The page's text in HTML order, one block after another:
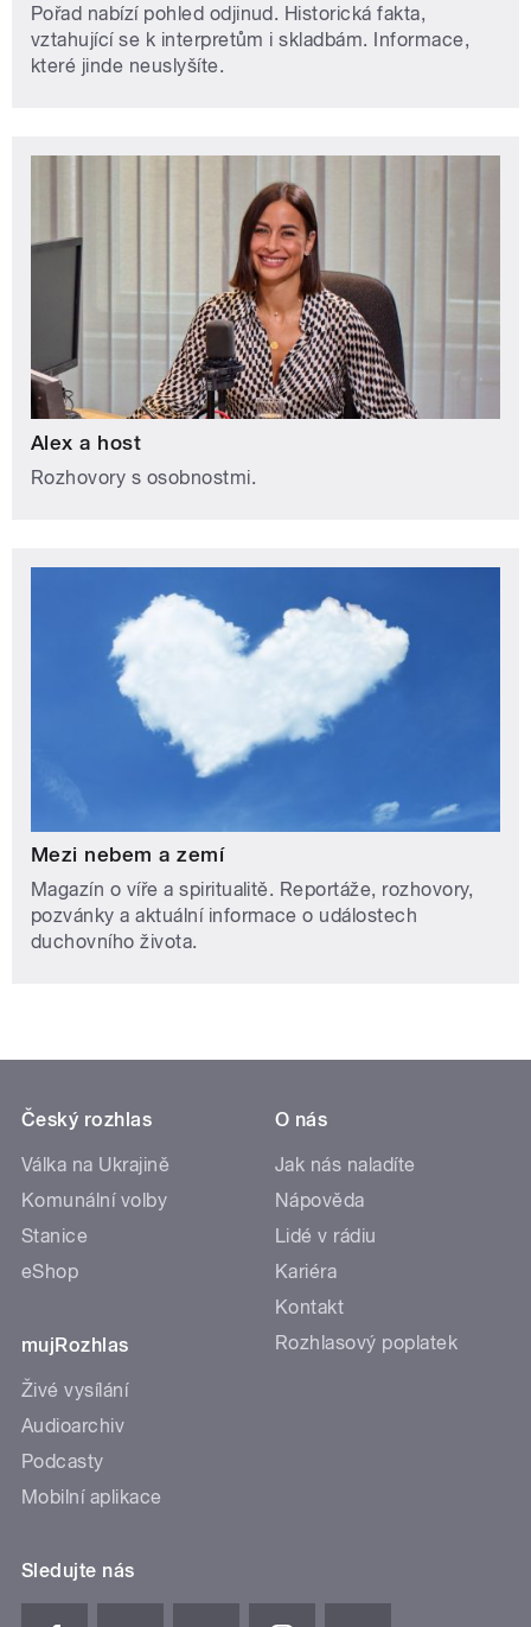
Pořad nabízí pohled odjinud. Historická fakta,
vztahující se k interpretům i skladbám. Informace,
které jinde neuslyšíte.
Alex a host
Rozhovory s osobnostmi.
Mezi nebem a zemí
Magazín o víře a spiritualitě. Reportáže, rozhovory,
pozvánky a aktuální informace o událostech
duchovního života.
Český rozhlas
Válka na Ukrajině
Komunální volby
Stanice
eShop
mujRozhlas
Živé vysílání
Audioarchiv
Podcasty
Mobilní aplikace
O nás
Jak nás naladíte
Nápověda
Lidé v rádiu
Kariéra
Kontakt
Rozhlasový poplatek
Sledujte nás